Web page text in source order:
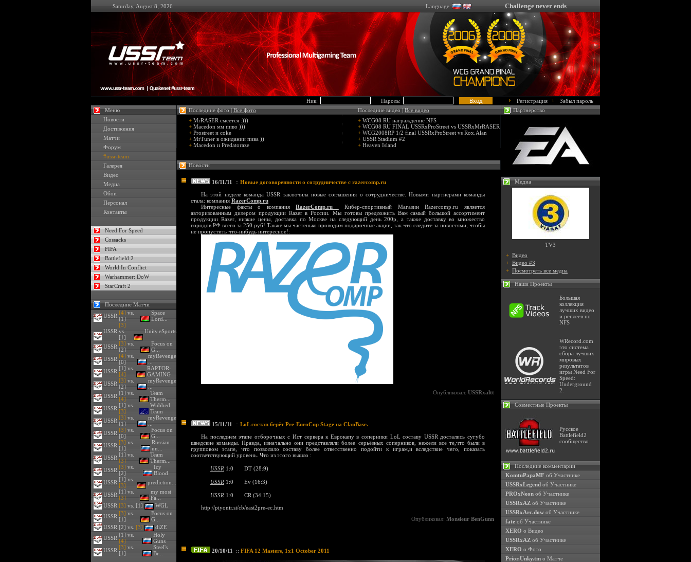
Saturday, August 8, 2026 Language: Challenge never ends
Ник: Пароль: Регистрация
Забыл пароль
Меню
Новости
Достижения
Матчи
Форум
#ussr-team
Галерея
Видео
Медиа
Обои
Персонал
Контакты
Need For Speed
Cossacks
FIFA
Battlefield 2
World In Conflict
Warhammer: DoW
StarCraft 2
Последние Матчи
USSR [4] vs.
[1]
Space
Lord...
USSR
[3]
vs.
[1]
Unity.eSports
USSR [3] vs.
[2]
Focus on
G...
USSR [4] vs.
[0]
myRevenge
USSR [1] vs.
[4]
RAPTOR-
GAMING
USSR [3] vs.
[2]
myRevenge
USSR [1] vs.
[4]
Team
Therm...
USSR [1] vs.
[3]
Wubbed
Team
USSR [3] vs.
[1]
myRevenge
USSR [3] vs.
[0]
Focus on
G...
USSR [3] vs.
[1]
Russian
un...
USSR [1] vs.
[3]
Team
Therm...
USSR [3] vs.
[2]
Icy
Blood
USSR [1] vs.
[3]
prediction...
USSR [1] vs.
[3]
my most
Fa...
USSR [3] vs. [1]
WGL
USSR [3] vs.
[1]
Focus on
G...
USSR [2] vs. [3]
diZE
USSR [1] vs.
[4]
Holy
Guns
USSR [3] vs.
[1]
Steel's
Br...
Последние фото |Все фото Последние видео |Все видео
+ MrRASER смеется :)))
+ Macedon мм пиво )))
+ Prostreet и coke
+ MrTuner в ожидании пива ))
+ Macedon и Predatoraze
+ WCG08 RU награждение NFS
+ WCG08 RU FINAL USSRxProStreet vs USSRxMrRASER
+ WCG2008RP 1/2 final USSRxProStreet vs Rox.Alan
+ USSR Stadium #2
+ Heaven Island
Новости
16/11/11 :: Новые договоренности о сотрудничестве с razercomp.ru
На этой неделе команда USSR заключила новые соглашения о сотрудничестве. Новыми партнерами команды
сталa: компания RazerComp.ru
Интересные факты о компанияRazerComp.ru
Кибер-спортивный Магазин Razercomp.ru является
авторизованным дилером продукции Razer в России. Мы готовы предложить Вам самый большой ассортимент
продукции Razer, низкие цены, доставка по Москве на следующий день 200р, а также доставку во множество
городов РФ всего за 250 руб! Также мы частенько проводим подарочные акции, так что следите за новостями, чтобы
не пропустить что-нибудь интересное!:
Опубликовал: USSRxaltt
15/11/11 :: LoL состав берёт Pre-EuroCup Stage на ClanBase.
На последнем этапе отборочных с Ист сервера к Еврокапу в соперники LoL составу USSR достались сугубо
шведские команды. Правда, изначально они представляли более серьёзных соперников, нежели все те,что были в
групповом этапе, что позволило составу более ответственно подойти к играм,и вследствие чего, показать
соответствующий уровень. Что из этого вышло :
USSR 1:0 DT (28:9)
USSR 1:0 Ev (16:3)
USSR 1:0
CR (34:15)
http://piyonir.si/cb/east2pre-ec.htm
Опубликовал: Monsieur BenGunn
20/10/11 :: FIFA 12 Masters, 1x1 October 2011
Партнерство
Медиа
TV3
+ Видео
+ Видео #3
+ Посмотреть все медиа
Наши Проекты
Большая
коллекция
лучших видео
и реплеев по
NFS
WRecord.com
это система
сбора лучших
мировых
результатов
игры Need For
Speed:
Underground
2.
Совместные Проекты
Русское
Battlefield2
сообщество
Последние комментарии
KomtuPapaMF об Участнике
USSRxLegend об Участнике
PROxNeon об Участнике
USSRxAZ об Участнике
USSRxArc.dow об Участнике
fate об Участнике
XERO о Видео
USSRxAZ об Участнике
XERO о Фото
Prior.Unky.tm о Матче